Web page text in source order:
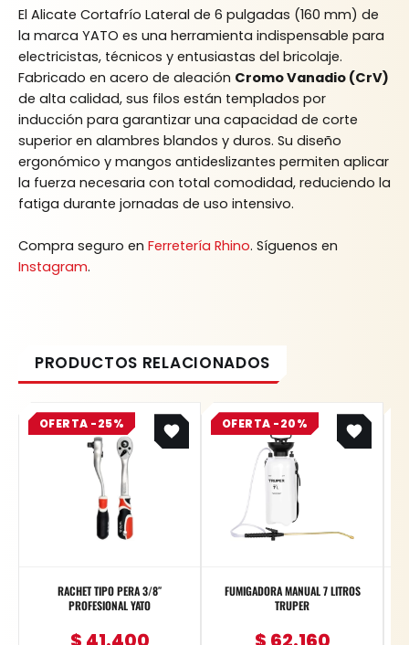
El Alicate Cortafrío Lateral de 6 pulgadas (160 mm) de
la marca YATO es una herramienta indispensable para
electricistas, técnicos y entusiastas del bricolaje.
Fabricado en acero de aleación Cromo Vanadio (CrV)
de alta calidad, sus filos están templados por
inducción para garantizar una capacidad de corte
superior en alambres blandos y duros. Su diseño
ergonómico y mangos antideslizantes permiten aplicar
la fuerza necesaria con total comodidad, reduciendo la
fatiga durante jornadas de uso intensivo.
Compra seguro en Ferretería Rhino. Síguenos en
Instagram.
OFERTA -25%
RACHET TIPO PERA 3/8″
PROFESIONAL YATO
Original
price
was:
$ 55.200.
Current
price
is:
$ 41.400.
OFERTA -20%
FUMIGADORA MANUAL 7 LITROS
TRUPER
Original
price
was:
$ 77.700.
Current
price
is:
$ 62.160.